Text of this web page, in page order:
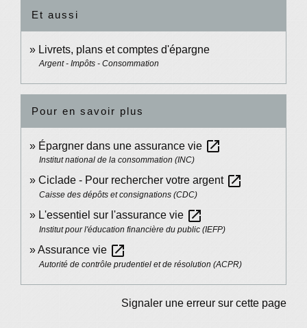
Et aussi
Livrets, plans et comptes d'épargne
Argent - Impôts - Consommation
Pour en savoir plus
Épargner dans une assurance vie open_in_new
Institut national de la consommation (INC)
Ciclade - Pour rechercher votre argent open_in_new
Caisse des dépôts et consignations (CDC)
L'essentiel sur l'assurance vie open_in_new
Institut pour l'éducation financière du public (IEFP)
Assurance vie open_in_new
Autorité de contrôle prudentiel et de résolution (ACPR)
Signaler une erreur sur cette page